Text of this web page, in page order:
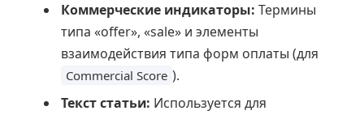
Коммерческие индикаторы: Термины
типа «offer», «sale» и элементы
взаимодействия типа форм оплаты (для
Commercial Score ).
Текст статьи: Используется для